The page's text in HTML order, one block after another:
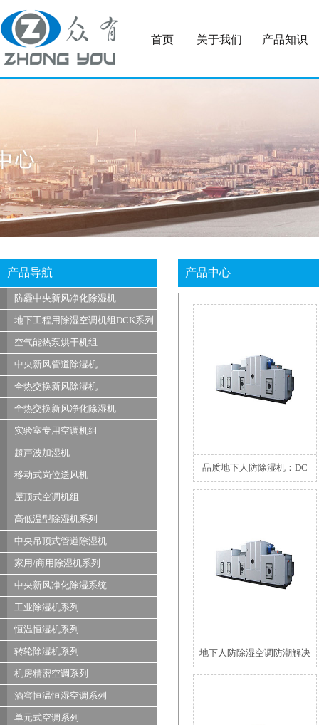
首页 关于我们 产品知识
产品导航
防霾中央新风净化除湿机
地下工程用除湿空调机组DCK系列
空气能热泵烘干机组
中央新风管道除湿机
全热交换新风除湿机
全热交换新风净化除湿机
实验室专用空调机组
超声波加湿机
移动式岗位送风机
屋顶式空调机组
高低温型除湿机系列
中央吊顶式管道除湿机
家用/商用除湿机系列
中央新风净化除湿系统
工业除湿机系列
恒温恒湿机系列
转轮除湿机系列
机房精密空调系列
酒窖恒温恒湿空调系列
单元式空调系列
产品中心
品质地下人防除湿机：DC
地下人防除湿空调防潮解决